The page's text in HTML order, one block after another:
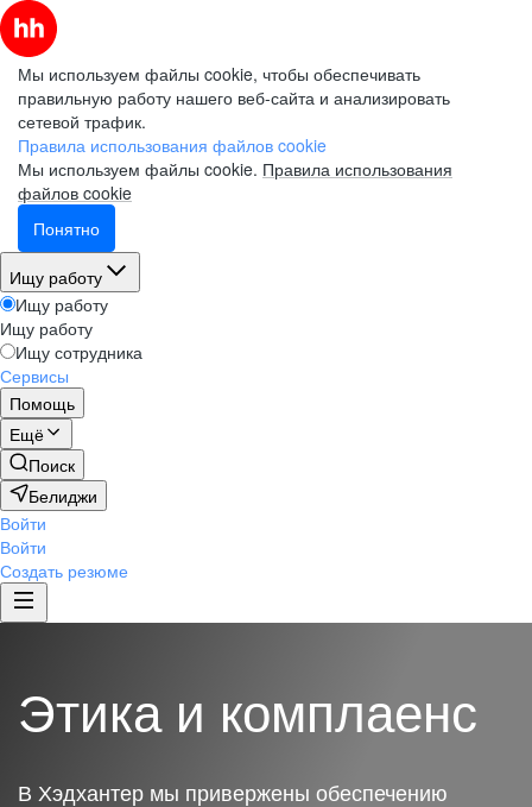
Мы используем файлы cookie, чтобы обеспечивать
правильную работу нашего веб-сайта и анализировать
сетевой трафик.
Правила использования файлов cookie
Мы используем файлы cookie. Правила использования
файлов cookie
Понятно
Ищу работу
Ищу работу
Ищу работу
Ищу сотрудника
Сервисы
Помощь
Ещё
Поиск
Белиджи
Войти
Войти
Создать резюме
Этика и комплаенс
В Хэдхантер мы привержены обеспечению